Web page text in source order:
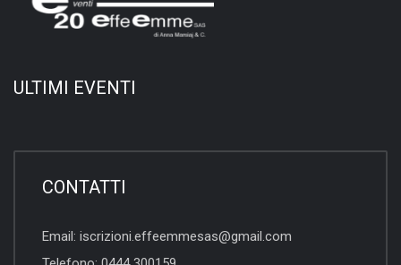
ULTIMI EVENTI
CONTATTI
Email: iscrizioni.effeemmesas@gmail.com